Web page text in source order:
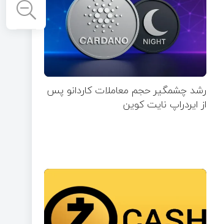
رشد چشمگیر حجم معاملات کاردانو پس
از ایردراپ نایت‌ کوین